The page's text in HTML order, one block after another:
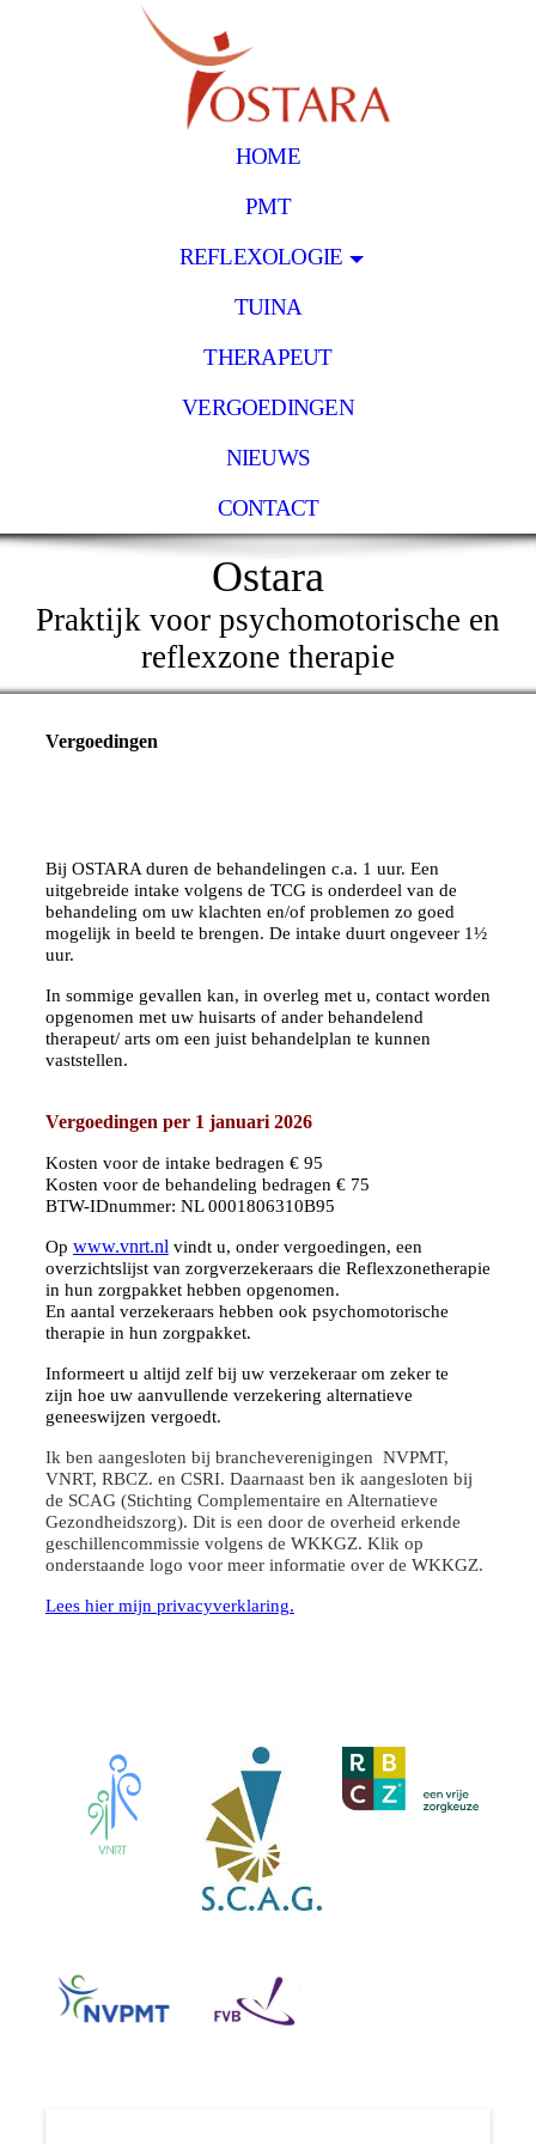
HOME
PMT
REFLEXOLOGIE
TUINA
THERAPEUT
VERGOEDINGEN
NIEUWS
CONTACT
Ostara
Praktijk voor psychomotorische en
reflexzone therapie
Vergoedingen
Bij OSTARA duren de behandelingen c.a. 1 uur. Een
uitgebreide intake volgens de TCG is onderdeel van de
behandeling om uw klachten en/of problemen zo goed
mogelijk in beeld te brengen. De intake duurt ongeveer 1½
uur.
In sommige gevallen kan, in overleg met u, contact worden
opgenomen met uw huisarts of ander behandelend
therapeut/ arts om een juist behandelplan te kunnen
vaststellen.
Vergoedingen per 1 januari 2026
Kosten voor de intake bedragen € 95
Kosten voor de behandeling bedragen € 75
BTW-IDnummer: NL 0001806310B95
Op www.vnrt.nl vindt u, onder vergoedingen, een
overzichtslijst van zorgverzekeraars die Reflexzonetherapie
in hun zorgpakket hebben opgenomen.
En aantal verzekeraars hebben ook psychomotorische
therapie in hun zorgpakket.
Informeert u altijd zelf bij uw verzekeraar om zeker te
zijn hoe uw aanvullende verzekering alternatieve
geneeswijzen vergoedt.
Ik ben aangesloten bij brancheverenigingen NVPMT,
VNRT, RBCZ. en CSRI. Daarnaast ben ik aangesloten bij
de SCAG (Stichting Complementaire en Alternatieve
Gezondheidszorg). Dit is een door de overheid erkende
geschillencommissie volgens de WKKGZ. Klik op
onderstaande logo voor meer informatie over de WKKGZ.
Lees hier mijn privacyverklaring.